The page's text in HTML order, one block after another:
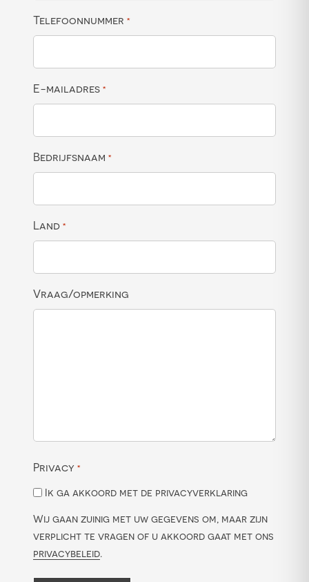
Telefoonnummer *
E-mailadres *
Bedrijfsnaam *
Land *
Vraag/opmerking
Privacy *
Ik ga akkoord met de privacyverklaring
Wij gaan zuinig met uw gegevens om, maar zijn
verplicht te vragen of u akkoord gaat met ons
privacybeleid.